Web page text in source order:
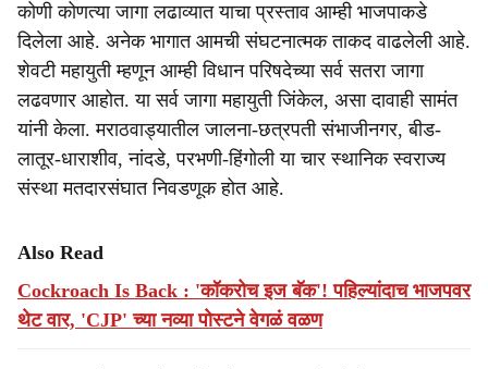
कोणी कोणत्या जागा लढाव्यात याचा प्रस्ताव आम्ही भाजपाकडे
दिलेला आहे. अनेक भागात आमची संघटनात्मक ताकद वाढलेली आहे.
शेवटी महायुती म्हणून आम्ही विधान परिषदेच्या सर्व सतरा जागा
लढवणार आहोत. या सर्व जागा महायुती जिंकेल, असा दावाही सामंत
यांनी केला. मराठवाड्यातील जालना-छत्रपती संभाजीनगर, बीड-
लातूर-धाराशीव, नांदडे, परभणी-हिंगोली या चार स्थानिक स्वराज्य
संस्था मतदारसंघात निवडणूक होत आहे.
Also Read
Cockroach Is Back : 'कॉकरोच इज बॅक'! पहिल्यांदाच भाजपवर
थेट वार, 'CJP' च्या नव्या पोस्टने वेगळं वळण